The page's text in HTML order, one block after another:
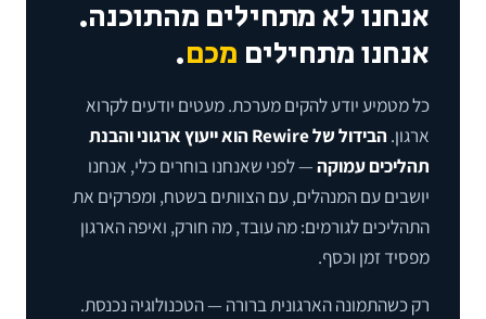
אנחנו לא מתחילים מהתוכנה.
אנחנו מתחילים מכם.
כל מטמיע יודע להקים מערכת. מעטים יודעים לקרוא
ארגון.
הבידול של Rewire הוא ייעוץ ארגוני והבנת
תהליכים עמוקה— לפני שאנחנו בוחרים כלי, אנחנו
יושבים עם המנהלים, עם הצוותים בשטח, ומפרקים את
התהליכים לגורמים: מה עובד, מה חורק, ואיפה הארגון
מפסיד זמן וכסף.
רק כשהתמונה הארגונית ברורה — הטכנולוגיה נכנסת.